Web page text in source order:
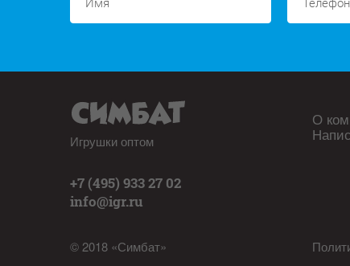
Игрушки оптом
+7 (495) 933 27 02
info@igr.ru
© 2018 «Симбат»
О